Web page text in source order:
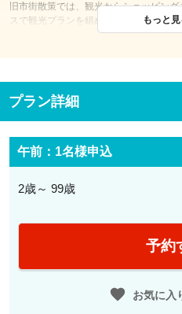
旧市街散策では、観光からショッピン
スで観光プランを組めます。
ック、ロココなど多様な建築様式が融
もっと見
プラン詳細
午前：1名様申込
2歳～ 99歳
予約
お気に入